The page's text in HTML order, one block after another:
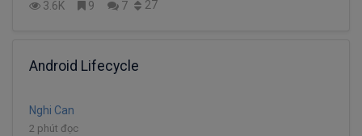
3.6K 9 7 27
Android Lifecycle
Nghi Can
2 phút đọc